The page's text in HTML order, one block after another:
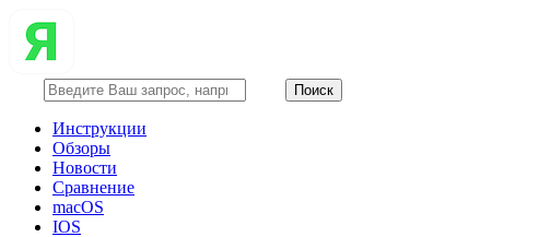
Инструкции
Обзоры
Новости
Сравнение
macOS
IOS